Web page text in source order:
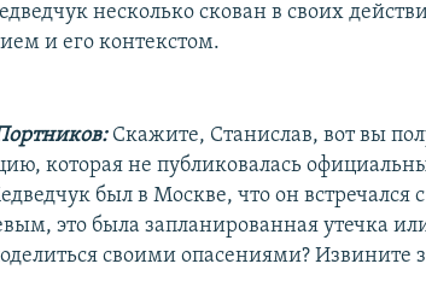
несколько скован в своих
и его контекстом.
Скажите, Станислав, вот вы
которая не публиковалась
был в Москве, что он встречался
это была запланированная утечка
своими опасениями? Извините